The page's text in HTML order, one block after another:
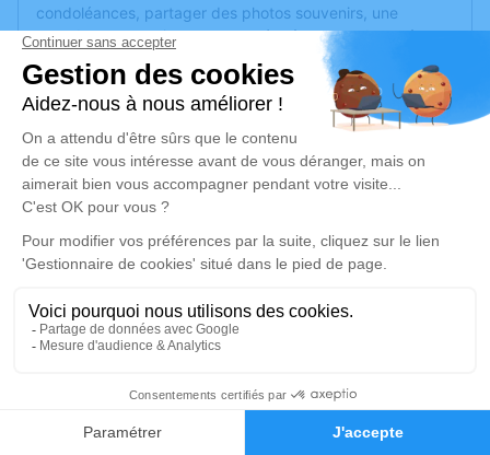
Faire-part Hommages
condoléances, partager des photos souvenirs, une
anecdote ou exprimer vos pensées à travers des poèmes
ou des textes. Cet endroit est un lieu d'expression dédié à
honorer la mémoire de Pierre ROBERT.
Un service de plantation d’arbre hommage estdisponible
vendredi 21 février 2025 à 10h30
Espace Daniel Balavoine de Tiercé
29, Rue Maurice Ravel